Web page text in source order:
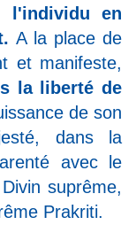
l'individu en
A la place de
et manifeste,
la liberté de
de son
dans la
avec le
suprême,
Prakriti.